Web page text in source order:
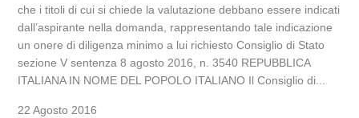
che i titoli di cui si chiede la valutazione debbano essere indicati
dall’aspirante nella domanda, rappresentando tale indicazione
un onere di diligenza minimo a lui richiesto Consiglio di Stato
sezione V sentenza 8 agosto 2016, n. 3540 REPUBBLICA
ITALIANA IN NOME DEL POPOLO ITALIANO Il Consiglio di...
22 Agosto 2016